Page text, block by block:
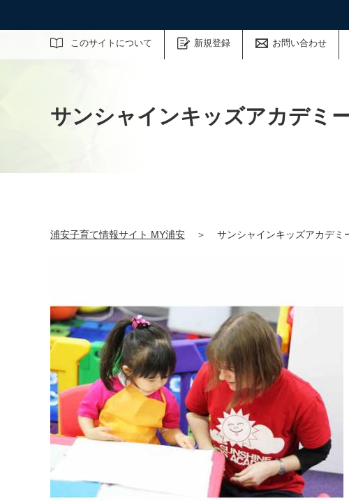
このサイトについて 新規登録 お問い合わせ
サイト内検索
サンシャインキッズアカデミ
浦安子育て情報サイト MY浦安 ＞ サンシャインキッズアカデミ
マイメディア検索